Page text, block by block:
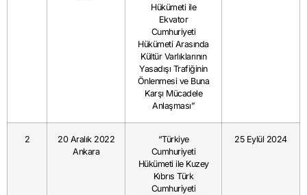
Hükümeti ile
Ekvator
Cumhuriyeti
Hükümeti Arasında
Kültür Varlıklarının
Yasadışı Trafiğinin
Önlenmesi ve Buna
Karşı Mücadele
Anlaşması”
2
20 Aralık 2022
Ankara
“Türkiye
Cumhuriyeti
Hükümeti ile Kuzey
Kıbrıs Türk
Cumhuriyeti
25 Eylül 2024